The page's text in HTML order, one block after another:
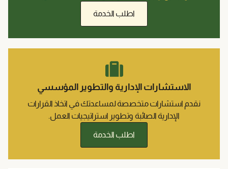
اطلب الخدمة
الاستشارات الإدارية والتطوير المؤسسي
نقدم استشارات متخصصة لمساعدتك في اتخاذ القرارات
الإدارية الصائبة وتطوير استراتيجيات العمل.
اطلب الخدمة